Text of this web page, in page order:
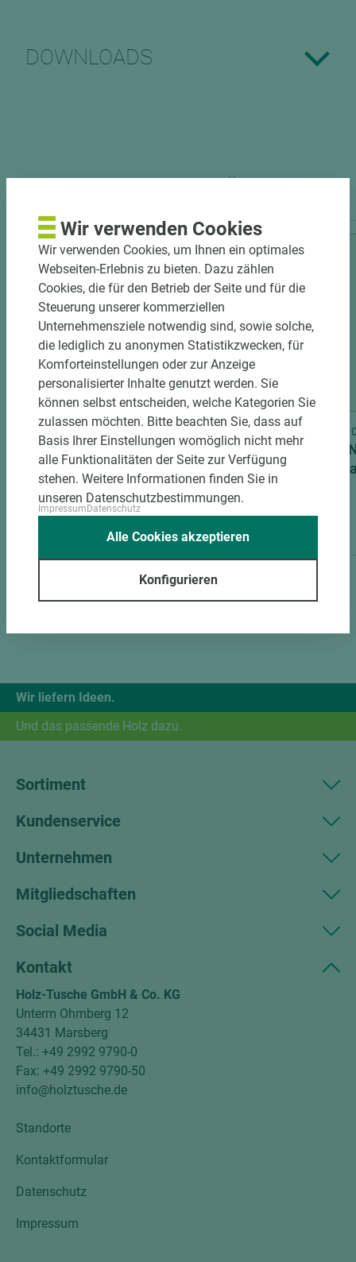
DOWNLOADS
2 weitere Varianten
PRÜM Schließblech unteres
Riegelloch neusilber DIN R
Art.-Nr.
Wir liefern Ideen.
Und das passende Holz dazu.
Sortiment
Kundenservice
Unternehmen
Mitgliedschaften
Social Media
Kontakt
Holz-Tusche GmbH & Co. KG
Unterm Ohmberg 12
34431 Marsberg
Tel.: +49 2992 9790-0
Fax: +49 2992 9790-50
info@holztusche.de
Standorte
Kontaktformular
Datenschutz
Impressum
Wir verwenden Cookies
Wir verwenden Cookies, um Ihnen ein optimales
Webseiten-Erlebnis zu bieten. Dazu zählen
Cookies, die für den Betrieb der Seite und für die
Steuerung unserer kommerziellen
Unternehmensziele notwendig sind, sowie solche,
die lediglich zu anonymen Statistikzwecken, für
Komforteinstellungen oder zur Anzeige
personalisierter Inhalte genutzt werden. Sie
können selbst entscheiden, welche Kategorien Sie
zulassen möchten. Bitte beachten Sie, dass auf
Basis Ihrer Einstellungen womöglich nicht mehr
alle Funktionalitäten der Seite zur Verfügung
stehen. Weitere Informationen finden Sie in
unseren Datenschutzbestimmungen.
ImpressumDatenschutz
Konfigurieren
Alle Cookies akzeptieren